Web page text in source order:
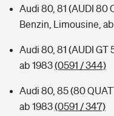
Audi 80, 81 (AUDI 80
Benzin, Limousine,
Audi 80, 81 (AUDI GT
ab 1983(0591 / 344)
Audi 80, 85 (80
ab 1983(0591 / 347)